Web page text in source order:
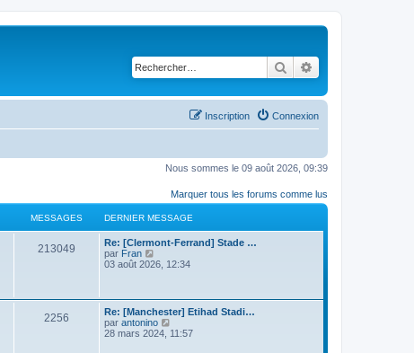
Rechercher
Connexion
Inscription
Nous sommes le 09 août 2026, 09:39
Marquer tous les forums comme lus
MESSAGES DERNIER MESSAGE
213049
Re: [Clermont-Ferrand] Stade …
par Fran
o
t
e
r
03 août 2026, 12:34
2256
Re: [Manchester] Etihad Stadi…
par antonino
o
28 mars 2024, 11:57